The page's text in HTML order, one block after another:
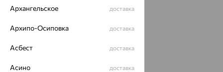
Архангельское доставка
Архипо-Осиповка доставка
Асбест доставка
Асино доставка